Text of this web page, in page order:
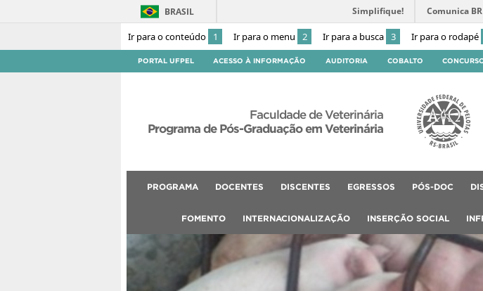
Ir para o conteúdo 1 Ir para o menu 2 Ir para a busca 3 Ir para o rodapé
BRASIL Simplifique! Comunica BR
PORTAL UFPEL ACESSO À INFORMAÇÃO AUDITORIA COBALTO
Faculdade de Veterinária
Programa de Pós-Graduação em Veterinária
PROGRAMA DOCENTES DISCENTES EGRESSOS PÓS-DOC
FOMENTO INTERNACIONALIZAÇÃO INSERÇÃO SOCIAL